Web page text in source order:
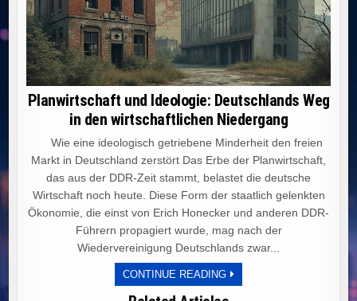
Planwirtschaft und Ideologie: Deutschlands Weg
in den wirtschaftlichen Niedergang
Wie eine ideologisch getriebene Minderheit den freien
Markt in Deutschland zerstört Das Erbe der Planwirtschaft,
das aus der DDR-Zeit stammt, belastet die deutsche
Wirtschaft noch heute. Diese Form der staatlich gelenkten
Ökonomie, die einst von Erich Honecker und anderen DDR-
Führern propagiert wurde, mag nach der
Wiedervereinigung Deutschlands zwar...
CONTINUE READINGPLANWIRTSCHAFT
UND